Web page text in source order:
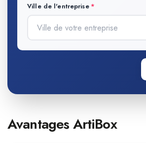
Ville de l'entreprise
Avantages ArtiBox